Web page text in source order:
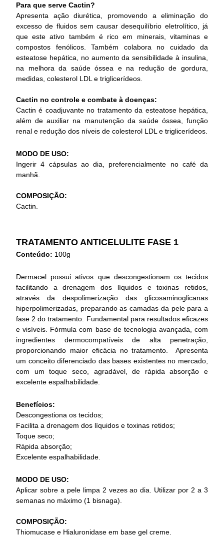
Para que serve Cactin?
Apresenta ação diurética, promovendo a eliminação do
excesso de fluidos sem causar desequilíbrio eletrolítico, já
que este ativo também é rico em minerais, vitaminas e
compostos fenólicos. Também colabora no cuidado da
esteatose hepática, no aumento da sensibilidade à insulina,
na melhora da saúde óssea e na redução de gordura,
medidas, colesterol LDL e triglicerídeos.
Cactin no controle e combate à doenças:
Cactin é coadjuvante no tratamento da esteatose hepática,
além de auxiliar na manutenção da saúde óssea, função
renal e redução dos níveis de colesterol LDL e triglicerídeos.
MODO DE USO:
Ingerir 4 cápsulas ao dia, preferencialmente no café da
manhã.
COMPOSIÇÃO:
Cactin.
TRATAMENTO ANTICELULITE FASE 1
Conteúdo: 100g
Dermacel possui ativos que descongestionam os tecidos
facilitando a drenagem dos líquidos e toxinas retidos,
através da despolimerização das glicosaminoglicanas
hiperpolimerizadas, preparando as camadas da pele para a
fase 2 do tratamento. Fundamental para resultados eficazes
e visíveis. Fórmula com base de tecnologia avançada, com
ingredientes dermocompatíveis de alta penetração,
proporcionando maior eficácia no tratamento. Apresenta
um conceito diferenciado das bases existentes no mercado,
com um toque seco, agradável, de rápida absorção e
excelente espalhabilidade.
Benefícios:
Descongestiona os tecidos;
Facilita a drenagem dos líquidos e toxinas retidos;
Toque seco;
Rápida absorção;
Excelente espalhabilidade.
MODO DE USO:
Aplicar sobre a pele limpa 2 vezes ao dia. Utilizar por 2 a 3
semanas no máximo (1 bisnaga).
COMPOSIÇÃO:
Thiomucase e Hialuronidase em base gel creme.